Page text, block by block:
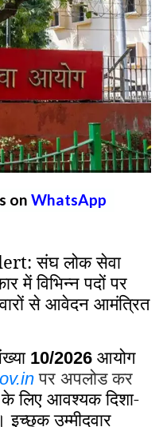
on WhatsApp
संघ लोक सेवा
में विभिन्न पदों पर
से आवेदन आमंत्रित
10/2026 आयोग
पर अपलोड कर
के लिए आवश्यक दिशा-
इच्छुक उम्मीदवार